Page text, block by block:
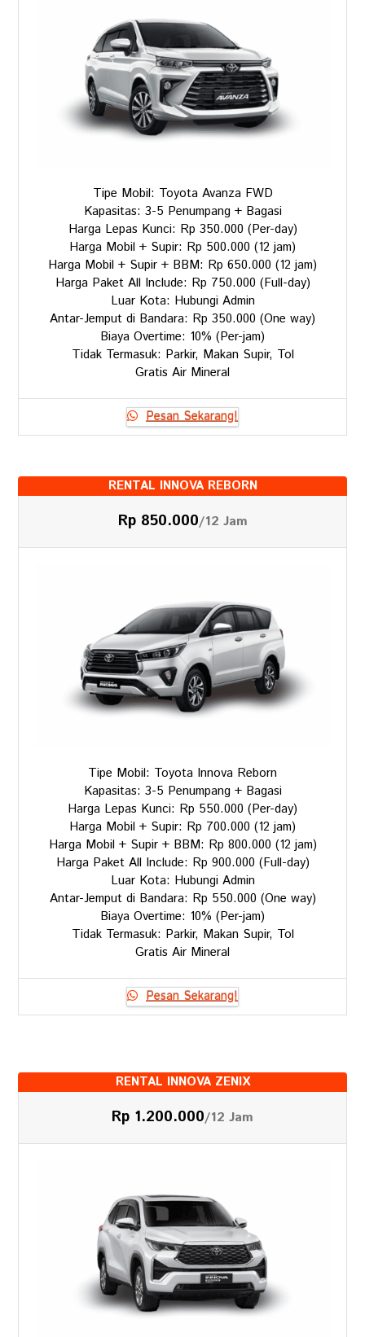
Tipe Mobil: Toyota Avanza FWD
Kapasitas: 3-5 Penumpang + Bagasi
Harga Lepas Kunci: Rp 350.000 (Per-day)
Harga Mobil + Supir: Rp 500.000 (12 jam)
Harga Mobil + Supir + BBM: Rp 650.000 (12 jam)
Harga Paket All Include: Rp 750.000 (Full-day)
Luar Kota: Hubungi Admin
Antar-Jemput di Bandara: Rp 350.000 (One way)
Biaya Overtime: 10% (Per-jam)
Tidak Termasuk: Parkir, Makan Supir, Tol
Gratis Air Mineral
Pesan Sekarang!
RENTAL INNOVA REBORN
Rp 850.000/12 Jam
Tipe Mobil: Toyota Innova Reborn
Kapasitas: 3-5 Penumpang + Bagasi
Harga Lepas Kunci: Rp 550.000 (Per-day)
Harga Mobil + Supir: Rp 700.000 (12 jam)
Harga Mobil + Supir + BBM: Rp 800.000 (12 jam)
Harga Paket All Include: Rp 900.000 (Full-day)
Luar Kota: Hubungi Admin
Antar-Jemput di Bandara: Rp 550.000 (One way)
Biaya Overtime: 10% (Per-jam)
Tidak Termasuk: Parkir, Makan Supir, Tol
Gratis Air Mineral
Pesan Sekarang!
RENTAL INNOVA ZENIX
Rp 1.200.000/12 Jam